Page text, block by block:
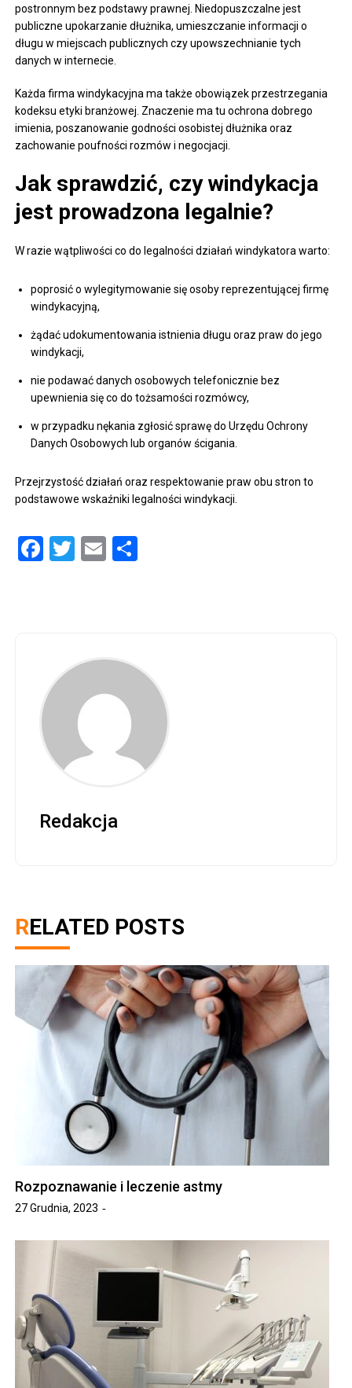
postronnym bez podstawy prawnej. Niedopuszczalne jest
publiczne upokarzanie dłużnika, umieszczanie informacji o
długu w miejscach publicznych czy upowszechnianie tych
danych w internecie.
Każda firma windykacyjna ma także obowiązek przestrzegania
kodeksu etyki branżowej. Znaczenie ma tu ochrona dobrego
imienia, poszanowanie godności osobistej dłużnika oraz
zachowanie poufności rozmów i negocjacji.
Jak sprawdzić, czy windykacja
jest prowadzona legalnie?
W razie wątpliwości co do legalności działań windykatora warto:
poprosić o wylegitymowanie się osoby reprezentującej firmę
windykacyjną,
żądać udokumentowania istnienia długu oraz praw do jego
windykacji,
nie podawać danych osobowych telefonicznie bez
upewnienia się co do tożsamości rozmówcy,
w przypadku nękania zgłosić sprawę do Urzędu Ochrony
Danych Osobowych lub organów ścigania.
Przejrzystość działań oraz respektowanie praw obu stron to
podstawowe wskaźniki legalności windykacji.
Facebook
Twitter
Email
Redakcja
RELATED POSTS
Rozpoznawanie i leczenie astmy
27 Grudnia, 2023